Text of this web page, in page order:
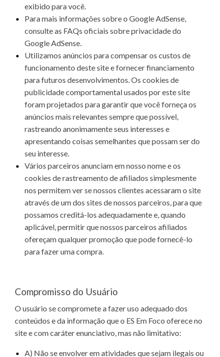
exibido para você.
Para mais informações sobre o Google AdSense,
consulte as FAQs oficiais sobre privacidade do
Google AdSense.
Utilizamos anúncios para compensar os custos de
funcionamento deste site e fornecer financiamento
para futuros desenvolvimentos. Os cookies de
publicidade comportamental usados ​​por este site
foram projetados para garantir que você forneça os
anúncios mais relevantes sempre que possível,
rastreando anonimamente seus interesses e
apresentando coisas semelhantes que possam ser do
seu interesse.
Vários parceiros anunciam em nosso nome e os
cookies de rastreamento de afiliados simplesmente
nos permitem ver se nossos clientes acessaram o site
através de um dos sites de nossos parceiros, para que
possamos creditá-los adequadamente e, quando
aplicável, permitir que nossos parceiros afiliados
ofereçam qualquer promoção que pode fornecê-lo
para fazer uma compra.
Compromisso do Usuário
O usuário se compromete a fazer uso adequado dos
conteúdos e da informação que o ES Em Foco oferece no
site e com caráter enunciativo, mas não limitativo:
A) Não se envolver em atividades que sejam ilegais ou